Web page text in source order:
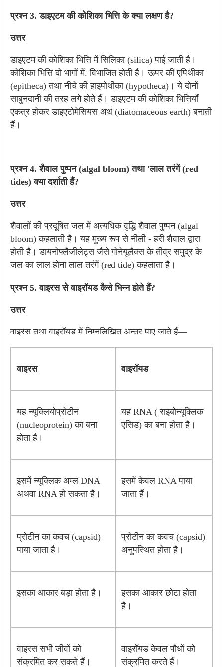
प्रश्न 3. डाइएटम की कोशिका भित्ति के क्या लक्षण है?
उत्तर
डाइएटम की कोशिका भित्ति में सिलिका (silica) पाई जाती है।
कोशिका भित्ति दो भागों में. विभाजित होती है। ऊपर की एपिथीका
(epitheca) तथा नीचे की हाइपोथीका (hypotheca)। ये दोनों
साबुनदानी की तरह लगे होते हैं। डाइएटम की कोशिका भित्तियाँ
एकत्र होकर डाइएटोमेसियस अर्थ (diatomaceous earth) बनाती
हैं।
प्रश्न 4. शैवाल पुष्पन (algal bloom) तथा 'लाल तरंगें (red
tides) क्या दर्शाती हैं?
उत्तर
शैवालों की प्रदूषित जल में अत्यधिक वृद्धि शैवाल पुष्पन (algal
bloom) कहलाती है। यह मुख्य रूप से नीली - हरी शैवाल द्वारा
होती है। डायनोफ्लैजीलेट्स जैसे गोनेयूलैक्स के तीव्र समुद्र के
जल का लाल होना लाल तरंगें (red tide) कहलाता है।
प्रश्न 5. वाइरस से वाइरॉयड कैसे भिन्न होते हैं?
उत्तर
वाइरस तथा वाइरॉयड में निम्नलिखित अन्तर पाए जाते हैं—
वाइरस वाइरॉयड
यह न्यूक्लियोप्रोटीन
(nucleoprotein) का बना
होता है।
यह RNA ( राइबोन्यूक्लिक
एसिड) का बना होता है।
इसमें न्यूक्लिक अम्ल DNA
अथवा RNA हो सकता है।
इसमें केवल RNA पाया
जाता हैं।
प्रोटीन का कवच (capsid)
पाया जाता है।
प्रोटीन का कवच (capsid)
अनुपस्थित होता है।
इसका आकार बड़ा होता है।
इसका आकार छोटा होता
है।
वाइरस सभी जीवों को
संक्रमित कर सकते हैं।
वाइरॉयड केवल पौधों को
संक्रमित करते हैं।